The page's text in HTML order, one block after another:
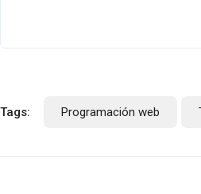
Tags: Programación web